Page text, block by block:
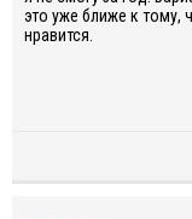
это уже ближе к тому,
нравится.